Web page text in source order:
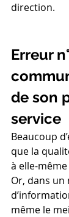
direction.
Erreur
de son
service
Beaucoup
que la
à elle-
Or, dans
même le